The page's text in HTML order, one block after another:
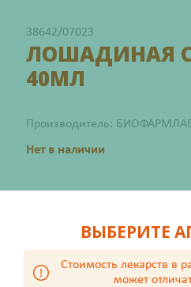
38642/07023
ЛОШАДИНАЯ
40МЛ
Производитель:
Нет в наличии
ВЫБЕРИТЕ
Стоимость лекарств в
может